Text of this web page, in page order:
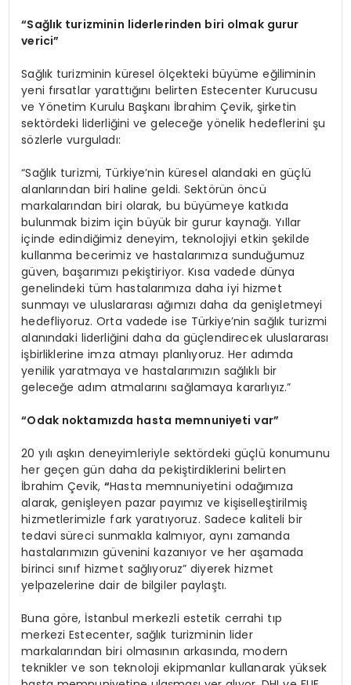
“Sağlık turizminin liderlerinden biri olmak gurur
verici”
Sağlık turizminin küresel ölçekteki büyüme eğiliminin
yeni fırsatlar yarattığını belirten Estecenter Kurucusu
ve Yönetim Kurulu Başkanı İbrahim Çevik, şirketin
sektördeki liderliğini ve geleceğe yönelik hedeflerini şu
sözlerle vurguladı:
“Sağlık turizmi, Türkiye’nin küresel alandaki en güçlü
alanlarından biri haline geldi. Sektörün öncü
markalarından biri olarak, bu büyümeye katkıda
bulunmak bizim için büyük bir gurur kaynağı. Yıllar
içinde edindiğimiz deneyim, teknolojiyi etkin şekilde
kullanma becerimiz ve hastalarımıza sunduğumuz
güven, başarımızı pekiştiriyor. Kısa vadede dünya
genelindeki tüm hastalarımıza daha iyi hizmet
sunmayı ve uluslararası ağımızı daha da genişletmeyi
hedefliyoruz. Orta vadede ise Türkiye’nin sağlık turizmi
alanındaki liderliğini daha da güçlendirecek uluslararası
işbirliklerine imza atmayı planlıyoruz. Her adımda
yenilik yaratmaya ve hastalarımızın sağlıklı bir
geleceğe adım atmalarını sağlamaya kararlıyız.”
“Odak noktamızda hasta memnuniyeti var”
20 yılı aşkın deneyimleriyle sektördeki güçlü konumunu
her geçen gün daha da pekiştirdiklerini belirten
İbrahim Çevik, “Hasta memnuniyetini odağımıza
alarak, genişleyen pazar payımız ve kişiselleştirilmiş
hizmetlerimizle fark yaratıyoruz. Sadece kaliteli bir
tedavi süreci sunmakla kalmıyor, aynı zamanda
hastalarımızın güvenini kazanıyor ve her aşamada
birinci sınıf hizmet sağlıyoruz” diyerek hizmet
yelpazelerine dair de bilgiler paylaştı.
Buna göre, İstanbul merkezli estetik cerrahi tıp
merkezi Estecenter, sağlık turizminin lider
markalarından biri olmasının arkasında, modern
teknikler ve son teknoloji ekipmanlar kullanarak yüksek